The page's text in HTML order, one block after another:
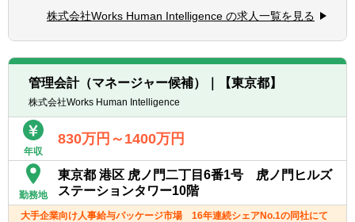
ーブル)やBIツール(Tableau, Power BI等)を用
門横断的な調整力、経営層に対する優れたプ
レゼンテーション・ネゴシエーション能力。
・マインドセット: 主体的に業務を推進でき
るオーナーシップ、成果物に対する高い責任
意識と実行力。
＜以下のような方をお待ちしています＞
・主体性をもって、積極的且つ柔軟に業務に
取り組む姿勢のある方
・曖昧かつ不確実な環境の中でも、指示を待
● 月次・四半期見通し(予算・フォーキャス
ト)の作成と管理:
・月次/四半期ごとの業績見通し(フォーキ
ャスト)をタイムリーに作成し、CFO・財務
担当執行役員へ報告する
・報告した業績見通しを経理部門と連携
月次決算報告(予実差異分析・前年比較分析)
の資料作成を支援する
・経理部門が作成した月次決算報告を踏ま
えて、翌月/翌四半期のPL見通しへ反映す
る。
株式会社Works Human Intelligence の求人一覧を見る
管理会計（マネージャー候補）｜【東京都】
株式会社Works Human Intelligence
年収
830万円～1400万円
勤務地
東京都 港区 虎ノ門二丁目6番1号 虎ノ門ヒルズ
ステーションタワー10階
大手企業向け人事給与パッケージ市場 16年連続シェアNo.1の同社にて